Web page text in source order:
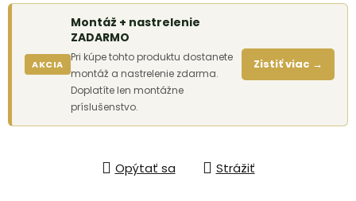
AKCIA
Montáž + nastrelenie
ZADARMO
Pri kúpe tohto produktu dostanete
montáž a nastrelenie zdarma.
Doplatíte len montážne
príslušenstvo.
Zistiť viac →
Opýtať sa Strážiť